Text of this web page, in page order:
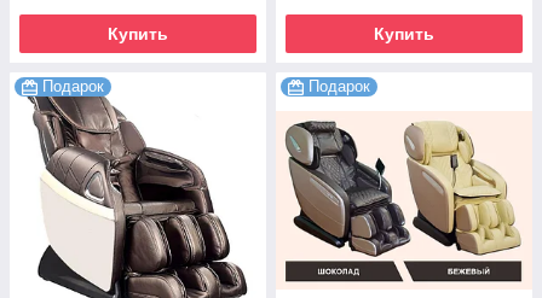
Купить Купить
Подарок Подарок